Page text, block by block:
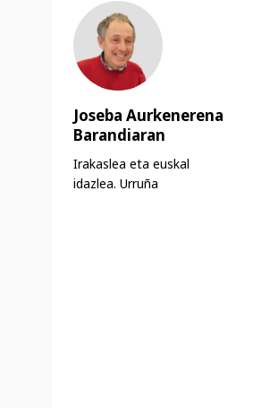
Joseba Aurkenerena
Barandiaran
Irakaslea eta euskal
idazlea. Urruña